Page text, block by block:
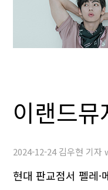
이랜드
2024-12-24 김우현 기
현대 판교점서 펠레·